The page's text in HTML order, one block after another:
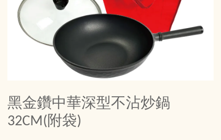
黑金鑽中華深型不沾炒鍋
32CM(附袋)